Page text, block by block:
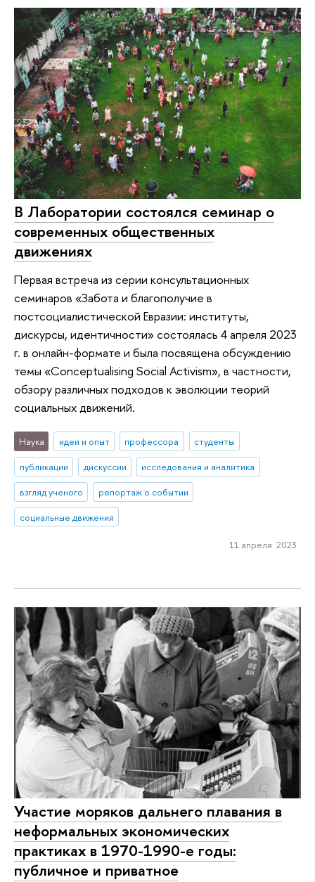
В Лаборатории состоялся семинар о
современных общественных
движениях
Первая встреча из серии консультационных
семинаров «Забота и благополучие в
постсоциалистической Евразии: институты,
дискурсы, идентичности» состоялась 4 апреля 2023
г. в онлайн-формате и была посвящена обсуждению
темы «Conceptualising Social Activism», в частности,
обзору различных подходов к эволюции теорий
социальных движений.
Наука идеи и опыт профессора
студенты
публикации
дискуссии
исследования и аналитика
взгляд ученого
репортаж о событии
социальные движения
11 апреля 2023
Участие моряков дальнего плавания в
неформальных экономических
практиках в 1970-1990-е годы:
публичное и приватное